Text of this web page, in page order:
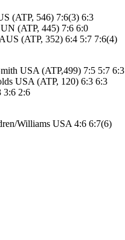
(ATP, 546) 7:6(3) 6:3
(ATP, 445) 7:6 6:0
(ATP, 352) 6:4 5:7 7:6(4)
USA (ATP,499) 7:5 5:7 6:3
USA (ATP, 120) 6:3 6:3
3:6 2:6
Williams USA 4:6 6:7(6)